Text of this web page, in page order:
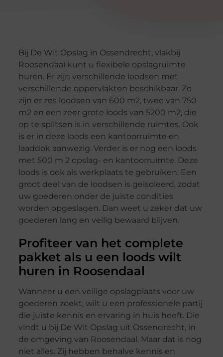
Bij De Wit Opslag in Ossendrecht, vlakbij
Roosendaal kunt u flexibele opslagruimte
huren. Er zijn verschillende loodsen met
verschillende oppervlakten beschikbaar. Zo
zijn er zes loodsen van 600 m2, twee van 750
m2 en een zeer grote loods van 5200 m2, die
op te splitsen is in verschillende ruimtes. Ook
is er in deze loods een kantoorruimte en
laaddok aanwezig. Verder is er nog een loods
met 500 m 2 opslag- en kantoorruimte. Deze
loods is ook als werkplaats te gebruiken. Een
groot deel van de loodsen is geïsoleerd, zodat
uw goederen onder de juiste condities
worden opgeslagen. Dan weet u zeker dat uw
goederen lang en veilig bewaard blijven.
Profiteer van het complete
pakket als u een loods wilt
huren in Roosendaal
Wanneer u een veilige opslagplaats voor uw
goederen zoekt, wilt u een professionele partij
die juiste kennis en ervaring in huis heeft. Die
vindt u bij De Wit Opslag uit Ossendrecht, in
de omgeving van Roosendaal. Maar dat is nog
niet alles. Zij hebben behalve kennis en